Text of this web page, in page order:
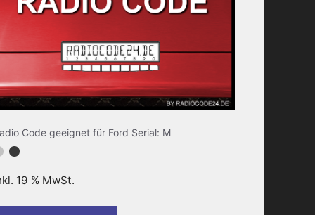
Code geeignet für Ford Serial: M
19 % MwSt.